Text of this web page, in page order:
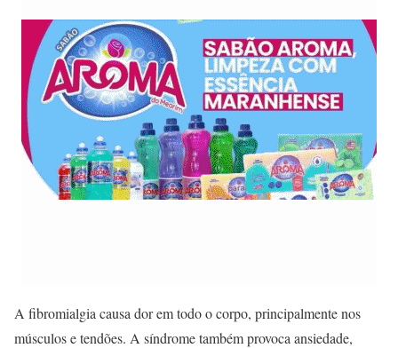
A fibromialgia causa dor em todo o corpo, principalmente nos
músculos e tendões. A síndrome também provoca ansiedade,